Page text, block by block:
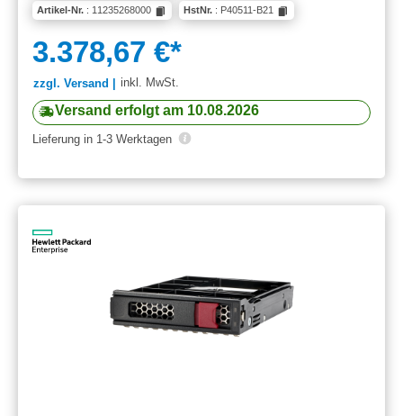
Artikel-Nr. : 11235268000 HstNr. : P40511-B21
3.378,67 €*
zzgl. Versand | inkl. MwSt.
Versand erfolgt am 10.08.2026
Lieferung in 1-3 Werktagen